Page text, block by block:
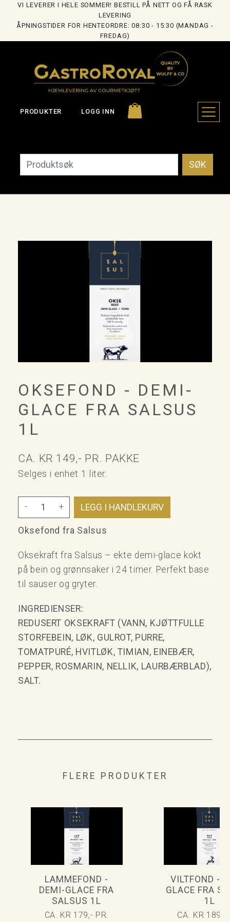
VI LEVERER I HELE SOMMER! BESTILL PÅ NETT OG FÅ RASK
LEVERING
ÅPNINGSTIDER FOR HENTEORDRE: 08:30 - 15:30 (MANDAG -
FREDAG)
PRODUKTER LOGG INN
SØK
OKSEFOND - DEMI-
GLACE FRA SALSUS
1L
CA. KR 149,- PR. PAKKE
Selges i enhet 1 liter.
- +
Oksefond fra Salsus
Oksekraft fra Salsus – ekte demi-glace kokt
på bein og grønnsaker i 24 timer. Perfekt base
til sauser og gryter.
INGREDIENSER:
REDUSERT OKSEKRAFT (VANN, KJØTTFULLE
STORFEBEIN, LØK, GULROT, PURRE,
TOMATPURÉ, HVITLØK, TIMIAN, EINEBÆR,
PEPPER, ROSMARIN, NELLIK, LAURBÆRBLAD),
SALT.
FLERE PRODUKTER
LAMMEFOND -
DEMI-GLACE FRA
SALSUS 1L
CA. KR 179,- PR.
VILTFOND -
GLACE FRA
1L
CA. KR 189,-